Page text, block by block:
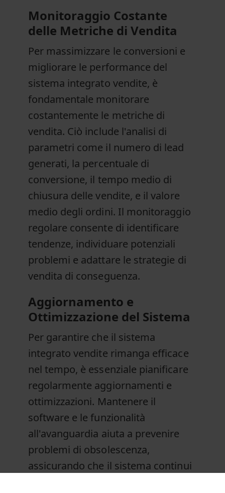
Monitoraggio Costante
delle Metriche di Vendita
Per massimizzare le conversioni e
migliorare le performance del
sistema integrato vendite, è
fondamentale monitorare
costantemente le metriche di
vendita. Ciò include l'analisi di
parametri come il numero di lead
generati, la percentuale di
conversione, il tempo medio di
chiusura delle vendite, e il valore
medio degli ordini. Il monitoraggio
regolare consente di identificare
tendenze, individuare potenziali
problemi e adattare le strategie di
vendita di conseguenza.
Aggiornamento e
Ottimizzazione del Sistema
Per garantire che il sistema
integrato vendite rimanga efficace
nel tempo, è essenziale pianificare
regolarmente aggiornamenti e
ottimizzazioni. Mantenere il
software e le funzionalità
all'avanguardia aiuta a prevenire
problemi di obsolescenza,
assicurando che il sistema continui